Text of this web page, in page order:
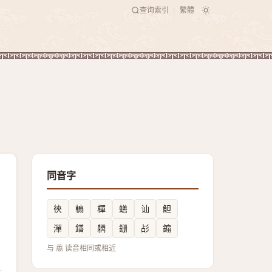
查询索引 繁體
同音字
㣣 䡪 樿 蟮 讪
䱇
潬
鐥 䠾 銏 㣌 䥇
与 譱 读音相同或相近